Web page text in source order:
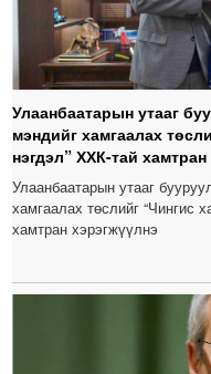
Улаанбаатарын утааг
мэндийг хамгаалах
нэгдэл” ХХК-тай
Улаанбаатарын утааг
хамгаалах төслийг “Чингис
хамтран хэрэгжүүлнэ